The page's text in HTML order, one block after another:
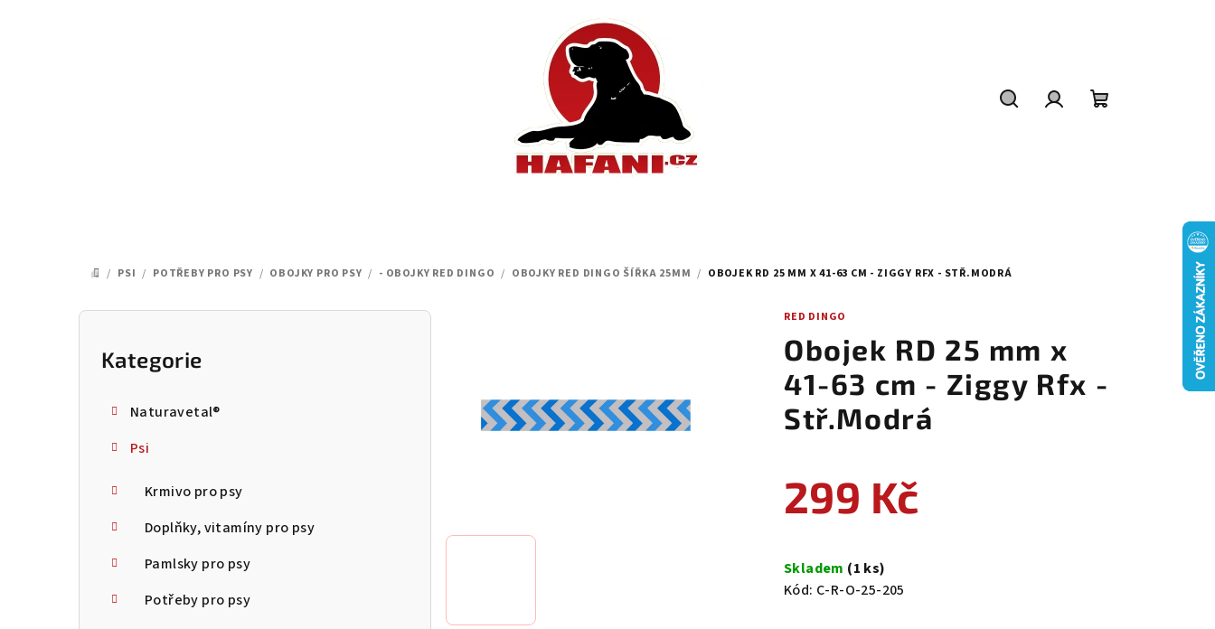
DOMŮ
/ PSI / POTŘEBY PRO PSY / OBOJKY PRO PSY / - OBOJKY RED DINGO / OBOJKY RED DINGO ŠÍŘKA 25MM / OBOJEK RD 25 MM X 41-63 CM - ZIGGY RFX - STŘ.MODRÁ
P
Přeskočit
kategorie
Kategorie
Naturavetal®
Psi
Krmivo pro psy
Doplňky, vitamíny pro psy
Pamlsky pro psy
Potřeby pro psy
RED DINGO
Obojek RD 25 mm x
41-63 cm - Ziggy Rfx -
Stř.Modrá
299 Kč
cena:
Skladem (1 ks)
Kód: C-R-O-25-205